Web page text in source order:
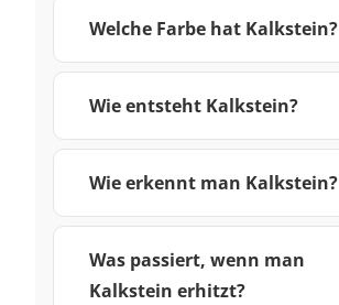
Welche Farbe hat Kalkstein?
Wie entsteht Kalkstein?
Wie erkennt man Kalkstein?
Was passiert, wenn man
Kalkstein erhitzt?